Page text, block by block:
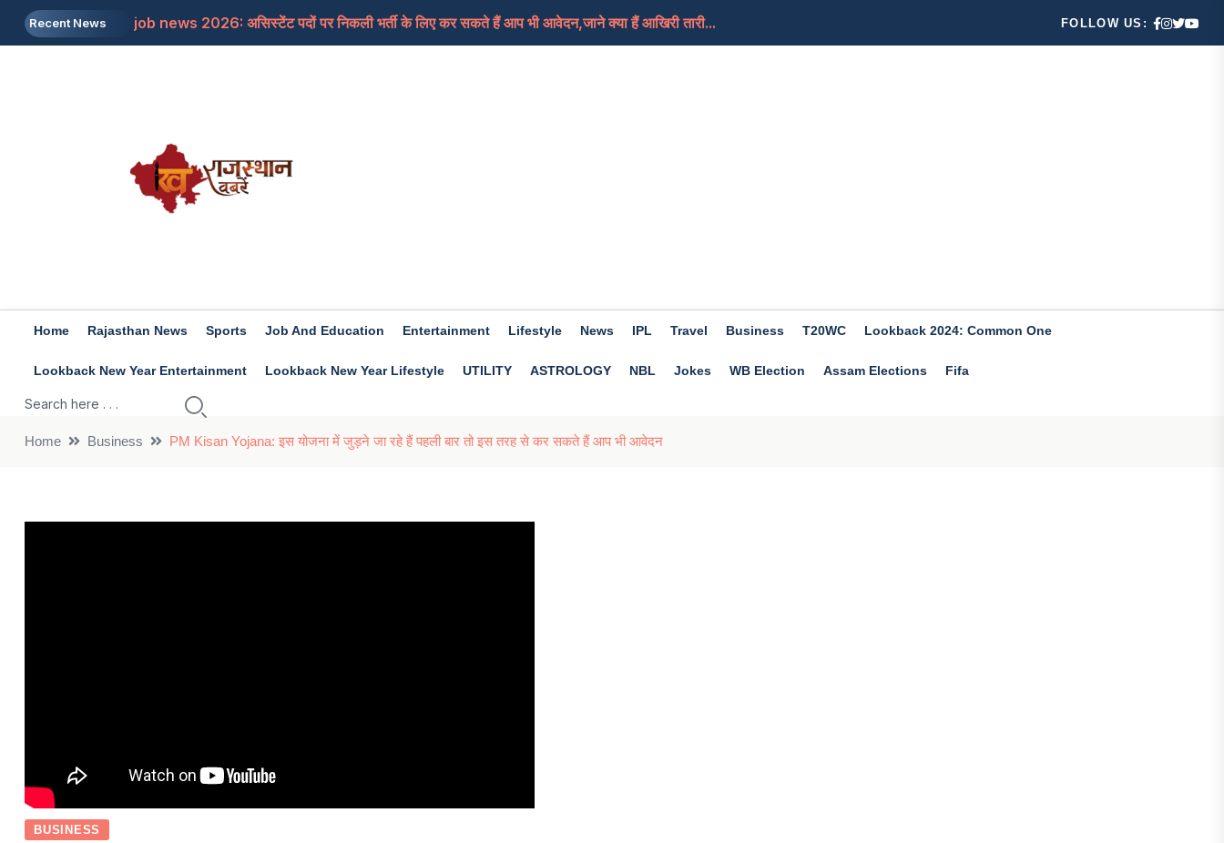
Recent News
job news 2026: असिस्टेंट पदों पर निकली भर्ती के लिए कर सकते हैं आप भी आवेदन,जाने क्या हैं आखिरी तारी...
Rashifal 9 aug 2026: इन राशियों के जातकों के लिए अच्छा होगा दिन, कामकाज में मिलेगी सफलता, जाने क्या...
FOLLOW US:
Home Rajasthan News Sports Job And Education Entertainment Lifestyle News IPL Travel Business T20WC Lookback 2024: Common One
Lookback New Year Entertainment Lookback New Year Lifestyle UTILITY ASTROLOGY NBL Jokes WB Election Assam Elections Fifa
Home Business PM Kisan Yojana: इस योजना में जुड़ने जा रहे हैं पहली बार तो इस तरह से कर सकते हैं आप भी आवेदन
BUSINESS